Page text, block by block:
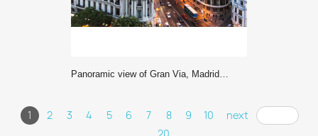
Panoramic view of Gran Via, Madrid, Spain.
1 2 3 4 5 6 7 8 9 10
next